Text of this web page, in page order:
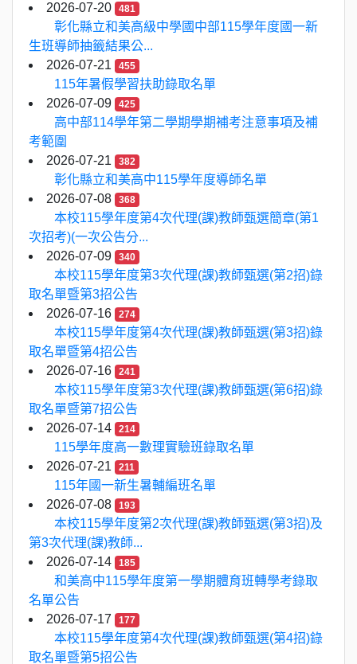
2026-07-20
481
彰化縣立和美高級中學國中部115學年度國一新
生班導師抽籤結果公...
2026-07-21
455
115年暑假學習扶助錄取名單
2026-07-09
425
高中部114學年第二學期學期補考注意事項及補
考範圍
2026-07-21
382
彰化縣立和美高中115學年度導師名單
2026-07-08
368
本校115學年度第4次代理(課)教師甄選簡章(第1
次招考)(一次公告分...
2026-07-09
340
本校115學年度第3次代理(課)教師甄選(第2招)錄
取名單暨第3招公告
2026-07-16
274
本校115學年度第4次代理(課)教師甄選(第3招)錄
取名單暨第4招公告
2026-07-16
241
本校115學年度第3次代理(課)教師甄選(第6招)錄
取名單暨第7招公告
2026-07-14
214
115學年度高一數理實驗班錄取名單
2026-07-21
211
115年國一新生暑輔編班名單
2026-07-08
193
本校115學年度第2次代理(課)教師甄選(第3招)及
第3次代理(課)教師...
2026-07-14
185
和美高中115學年度第一學期體育班轉學考錄取
名單公告
2026-07-17
177
本校115學年度第4次代理(課)教師甄選(第4招)錄
取名單暨第5招公告